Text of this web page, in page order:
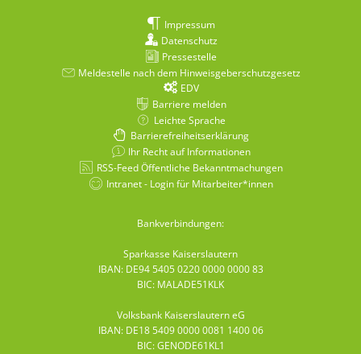
Impressum
Datenschutz
Pressestelle
Meldestelle nach dem Hinweisgeberschutzgesetz
EDV
Barriere melden
Leichte Sprache
Barrierefreiheitserklärung
Ihr Recht auf Informationen
RSS-Feed Öffentliche Bekanntmachungen
Intranet - Login für Mitarbeiter*innen
Bankverbindungen:
Sparkasse Kaiserslautern
IBAN: DE94 5405 0220 0000 0000 83
BIC: MALADE51KLK
Volksbank Kaiserslautern eG
IBAN: DE18 5409 0000 0081 1400 06
BIC: GENODE61KL1